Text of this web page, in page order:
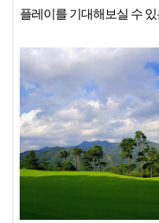
플레이를 기대해보실 수